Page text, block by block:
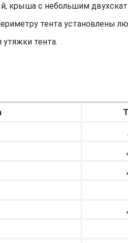
крыша с небольшим
тента установлены
утяжки тента.